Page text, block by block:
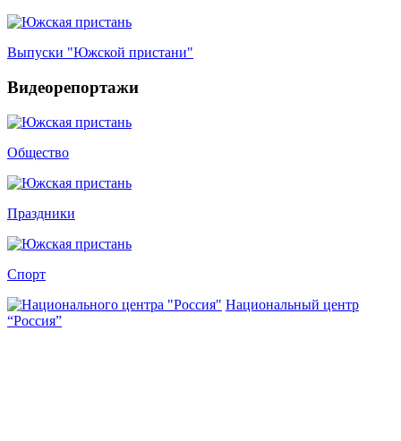
Выпуски "Южской пристани"
Видеорепортажи
Общество
Праздники
Спорт
Национальный центр
“Россия”